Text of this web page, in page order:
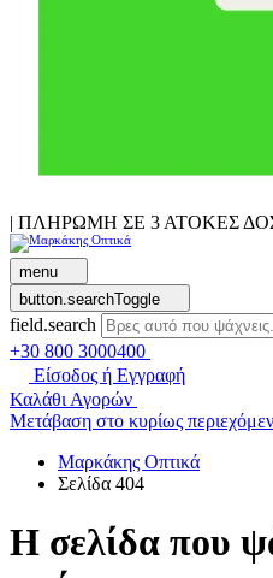
| ΠΛΗΡΩΜΗ ΣΕ 3 ΑΤΟΚΕΣ
menu
button.searchToggle
field.search
+30 800 3000400
Είσοδος ή Εγγραφή
Καλάθι Αγορών
Μετάβαση στο κυρίως
Μαρκάκης Οπτικά
Σελίδα 404
Η σελίδα που